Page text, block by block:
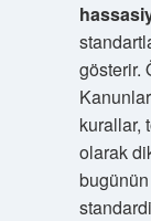
gösterir.
kurallar,
olarak